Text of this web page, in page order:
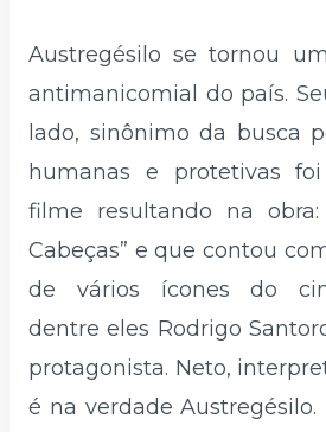
Austregésilo se tornou
antimanicomial do país.
lado, sinônimo da busca
humanas e protetivas
filme resultando na obra:
Cabeças” e que contou
de vários ícones do
dentre eles Rodrigo
protagonista. Neto,
é na verdade